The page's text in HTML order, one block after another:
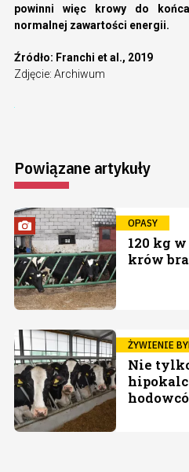
powinni więc krowy do
normalnej zawartości energii.
Źródło: Franchi et al., 2019
Zdjęcie: Archiwum
Powiązane artykuły
OPASY
120 kg
krów
ŻYWIENIE
Nie